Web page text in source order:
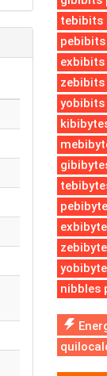
tebibits
yobibits
nibbles